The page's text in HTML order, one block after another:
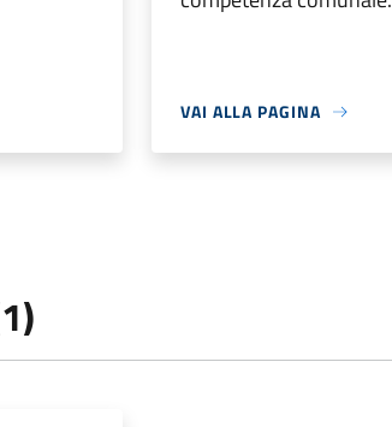
VAI ALLA PAGINA